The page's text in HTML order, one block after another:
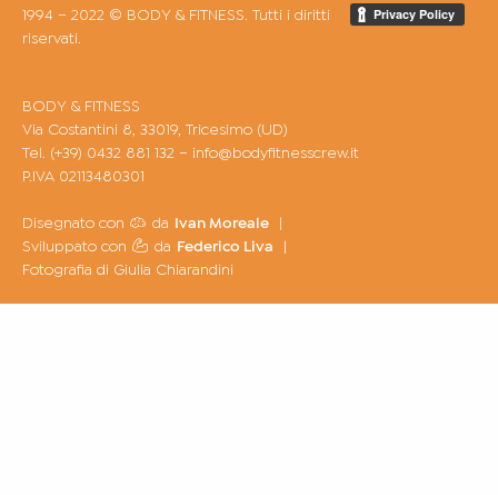
1994 – 2022 © BODY & FITNESS. Tutti i diritti
riservati.
BODY & FITNESS
Via Costantini 8, 33019, Tricesimo (UD)
Tel. (+39) 0432 881 132 – info@bodyfitnesscrew.it
P.IVA 02113480301
Disegnato con da Ivan Moreale
|
Sviluppato con
da Federico Liva
|
Fotografia di Giulia Chiarandini